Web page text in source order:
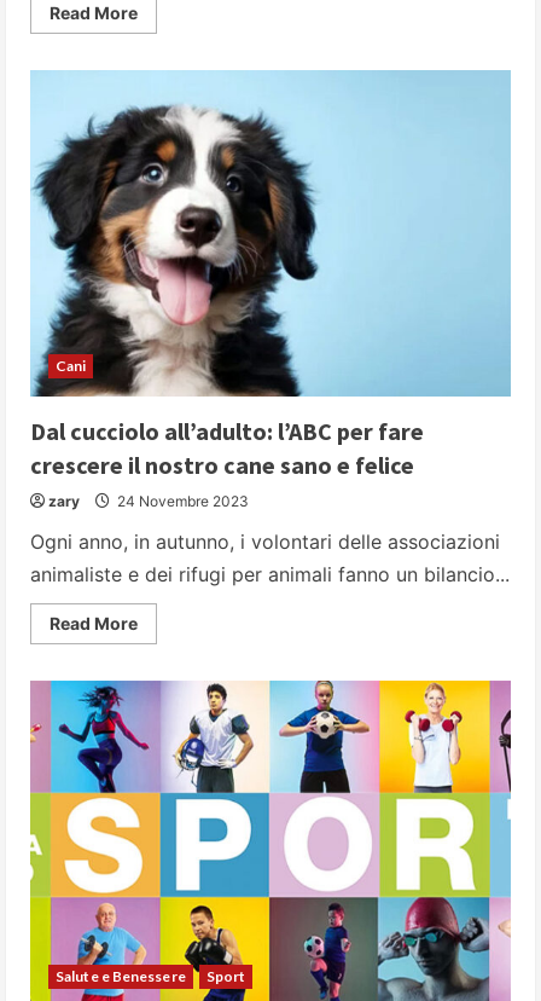
Read MoreRead
more
al
meglio
per
i
nostri
animali
Cani
Dal cucciolo all’adulto: l’ABC per fare
crescere il nostro cane sano e felice
zary 24 Novembre 2023
Ogni anno, in autunno, i volontari delle associazioni
animaliste e dei rifugi per animali fanno un bilancio...
Read MoreRead
more
cucciolo
all’adulto:
per
fare
crescere
il
cane
sano
e
felice
Salute e Benessere Sport